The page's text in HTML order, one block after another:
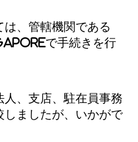
、管轄機関である
で手続きを行
人、支店、駐在員事務
しましたが、いかがで